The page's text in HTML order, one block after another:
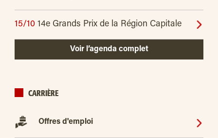
15/10 14e Grands Prix de la Région Capitale
Voir l’agenda complet
CARRIÈRE
Offres d'emploi